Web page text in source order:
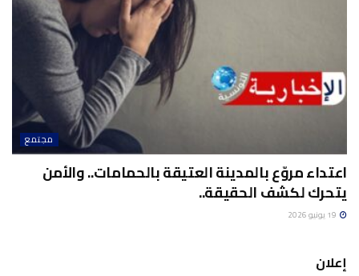
مجتمع
اعتداء مروّع بالمدينة العتيقة بالحمامات.. والأمن
يتحرك لكشف الحقيقة..
19 يونيو 2026
إعلان